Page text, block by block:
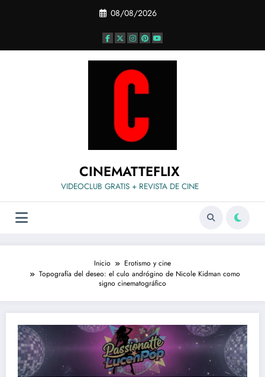
08/08/2026
CINEMATTEFLIX
VIDEOCLUB GRATIS + REVISTA DE CINE
Inicio
Erotismo y cine
Topografía del deseo: el culo andrógino de Nicole Kidman como
signo cinematográfico